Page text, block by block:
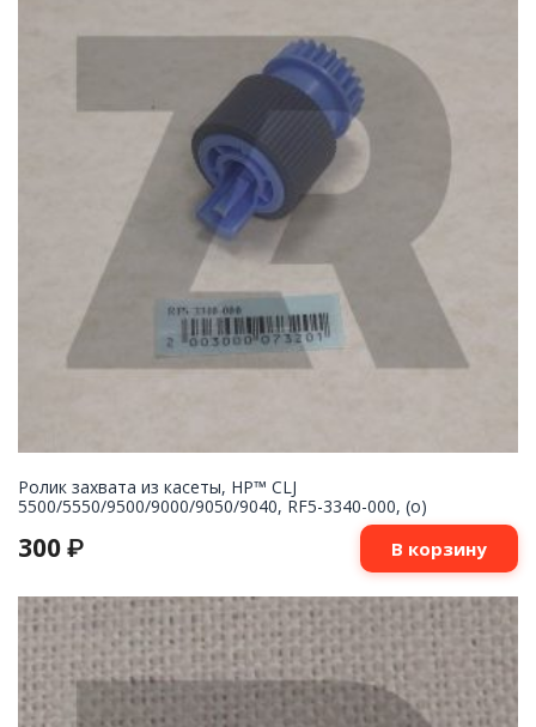
Ролик захвата из касеты, HP™ CLJ
5500/5550/9500/9000/9050/9040, RF5-3340-000, (o)
300 ₽ В корзину